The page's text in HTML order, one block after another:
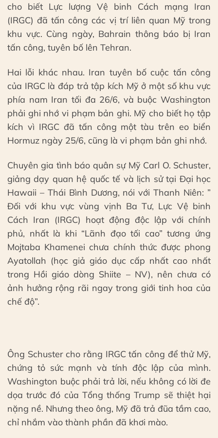
cho biết Lực lượng Vệ binh Cách mạng Iran
(IRGC) đã tấn công các vị trí liên quan Mỹ trong
khu vực. Cùng ngày, Bahrain thông báo bị Iran
tấn công, tuyên bố lên Tehran.
Hai lỗi khác nhau. Iran tuyên bố cuộc tấn công
của IRGC là đáp trả tập kích Mỹ ở một số khu vực
phía nam Iran tối đa 26/6, và buộc Washington
phải ghi nhớ vi phạm bản ghi. Mỹ cho biết họ tập
kích vì IRGC đã tấn công một tàu trên eo biển
Hormuz ngày 25/6, cũng là vi phạm bản ghi nhớ.
Chuyên gia tình báo quân sự Mỹ Carl O. Schuster,
giảng dạy quan hệ quốc tế và lịch sử tại Đại học
Hawaii – Thái Bình Dương, nói với Thanh Niên: ”
Đối với khu vực vùng vịnh Ba Tư, Lực Vệ binh
Cách Iran (IRGC) hoạt động độc lập với chính
phủ, nhất là khi “Lãnh đạo tối cao” tương ứng
Mojtaba Khamenei chưa chính thức được phong
Ayatollah (học giả giáo dục cấp nhất cao nhất
trong Hồi giáo dòng Shiite – NV), nên chưa có
ảnh hưởng rộng rãi ngay trong giới tinh hoa của
chế độ”.
Ông Schuster cho rằng IRGC tấn công để thử Mỹ,
chứng tỏ sức mạnh và tính độc lập của mình.
Washington buộc phải trả lời, nếu không có lời đe
dọa trước đó của Tổng thống Trump sẽ thiệt hại
nặng nề. Nhưng theo ông, Mỹ đã trả đũa tầm cao,
chỉ nhắm vào thành phần đã khơi mào.